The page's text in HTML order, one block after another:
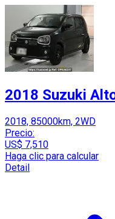
2018 Suzuki
2018, 85000km, 2WD
Precio:
US$ 7,510
Haga clic para calcular
Detail